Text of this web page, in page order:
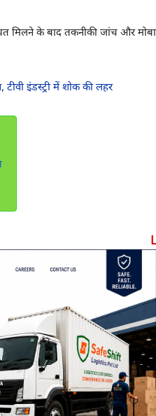
मिलने के बाद तकनीकी जांच और
टीवी इंडस्ट्री में शोक की लहर